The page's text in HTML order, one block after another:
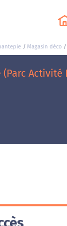
Magasin déco
Activité